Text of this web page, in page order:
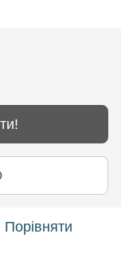
Порівняти